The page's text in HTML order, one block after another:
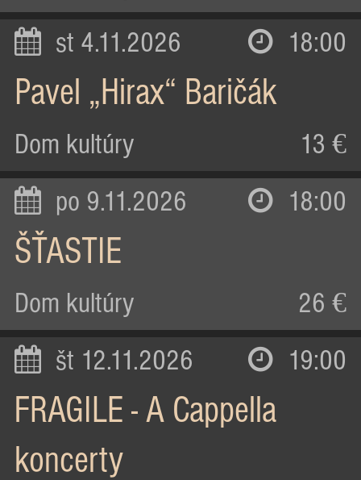
st 4.11.2026 18:00
Pavel „Hirax“ Baričák
Dom kultúry 13 €
po 9.11.2026 18:00
ŠŤASTIE
Dom kultúry 26 €
št 12.11.2026 19:00
FRAGILE - A Cappella
koncerty